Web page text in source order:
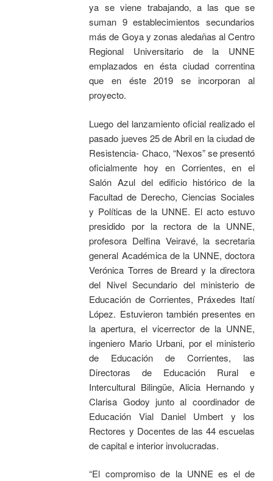
ya se viene trabajando, a las que se
suman 9 establecimientos secundarios
más de Goya y zonas aledañas al Centro
Regional Universitario de la UNNE
emplazados en ésta ciudad correntina
que en éste 2019 se incorporan al
proyecto.
Luego del lanzamiento oficial realizado el
pasado jueves 25 de Abril en la ciudad de
Resistencia- Chaco, “Nexos” se presentó
oficialmente hoy en Corrientes, en el
Salón Azul del edificio histórico de la
Facultad de Derecho, Ciencias Sociales
y Políticas de la UNNE. El acto estuvo
presidido por la rectora de la UNNE,
profesora Delfina Veiravé, la secretaria
general Académica de la UNNE, doctora
Verónica Torres de Breard y la directora
del Nivel Secundario del ministerio de
Educación de Corrientes, Práxedes Itatí
López. Estuvieron también presentes en
la apertura, el vicerrector de la UNNE,
ingeniero Mario Urbani, por el ministerio
de Educación de Corrientes, las
Directoras de Educación Rural e
Intercultural Bilingüe, Alicia Hernando y
Clarisa Godoy junto al coordinador de
Educación Vial Daniel Umbert y los
Rectores y Docentes de las 44 escuelas
de capital e interior involucradas.
“El compromiso de la UNNE es el de